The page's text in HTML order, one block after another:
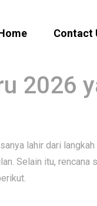
Contact
2026
lahir dari
Selain itu,